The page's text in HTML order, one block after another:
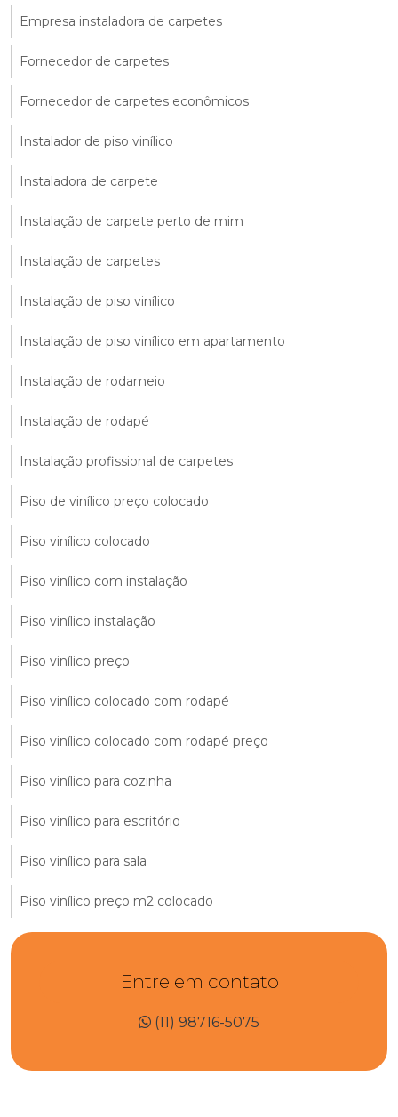
Empresa instaladora de carpetes
Fornecedor de carpetes
Fornecedor de carpetes econômicos
Instalador de piso vinílico
Instaladora de carpete
Instalação de carpete perto de mim
Instalação de carpetes
Instalação de piso vinílico
Instalação de piso vinílico em apartamento
Instalação de rodameio
Instalação de rodapé
Instalação profissional de carpetes
Piso de vinílico preço colocado
Piso vinílico colocado
Piso vinílico com instalação
Piso vinílico instalação
Piso vinílico preço
Piso vinílico colocado com rodapé
Piso vinílico colocado com rodapé preço
Piso vinílico para cozinha
Piso vinílico para escritório
Piso vinílico para sala
Piso vinílico preço m2 colocado
Entre em contato
(11) 98716-5075